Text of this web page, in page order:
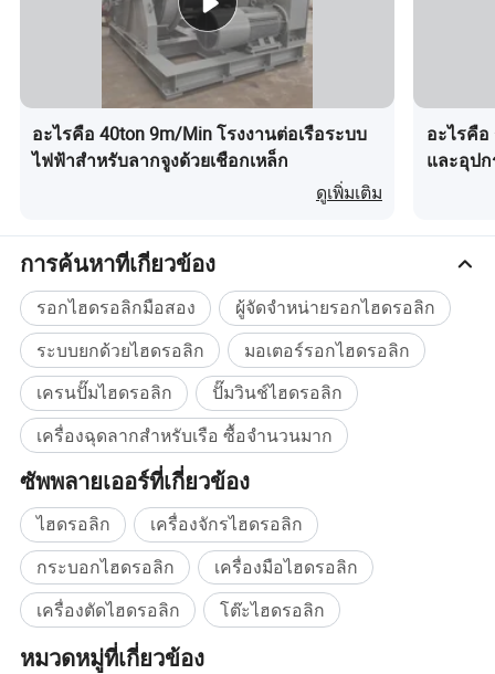
4 เบรกมอเตอร์ป้องกันการทำงานผิดพลาด
5 มาตรฐานการออกแบบตาม BV, ABS, DPV, RMRS ฯลฯ
6 อีพ็อกซี่สังกะสีการเคลือบอีพ็อกซี่แบบหลักที่ให้ความทนทานต่อการ
กัดกร่อนได้อย่างดีเยี่ยม
7 ระบบป้องกันการเบรกล้มเหลวของการขับเคลื่อนเพื่อการทำไวน์ที่
ปลอดภัยยิ่งขึ้น
เรายังมีเครื่องกว้านอื่นๆอีกมากมายดังต่อไปนี้ :
อะไรคือ 40ton 9m/Min โรงงานต่อเรือระบบ
ไฟฟ้าสำหรับลากจูงด้วยเชือกเหล็ก
ดูเพิ่มเติม
อะไรคื
และอุป
การค้นหาที่เกี่ยวข้อง
รอกไฮดรอลิกมือสอง
ผู้จัดจำหน่ายรอกไฮดรอลิก
ระบบยกด้วยไฮดรอลิก
มอเตอร์รอกไฮดรอลิก
เครนปั๊มไฮดรอลิก
ปั๊มวินช์ไฮดรอลิก
เครื่องฉุดลากสำหรับเรือ ซื้อจำนวนมาก
ซัพพลายเออร์ที่เกี่ยวข้อง
ไฮดรอลิก
เครื่องจักรไฮดรอลิก
กระบอกไฮดรอลิก
เครื่องมือไฮดรอลิก
เครื่องตัดไฮดรอลิก
โต๊ะไฮดรอลิก
หมวดหมู่ที่เกี่ยวข้อง